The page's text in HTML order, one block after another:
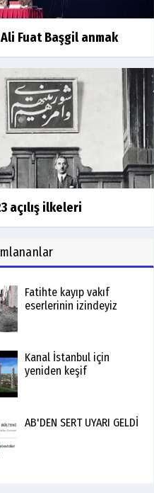
Fuat Başgil anmak
açılış ilkeleri
Fatihte kayıp vakıf
eserlerinin izindeyiz
Kanal İstanbul için
yeniden keşif
AB'DEN SERT UYARI GELDİ